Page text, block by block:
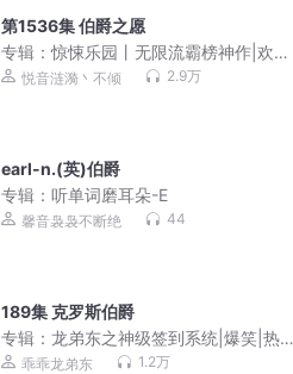
第1536集 伯爵之愿
专辑：惊悚乐园丨无限流霸榜神作|欢迎
来到，惊悚乐园|多人有声剧
悦音涟漪丶不倾 2.9万
earl-n.(英)伯爵
专辑： 听单词磨耳朵-E
馨音袅袅不断绝 44
189集 克罗斯伯爵
专辑： 龙弟东之神级签到系统|爆笑|热
血|冒险|海贼王
乖乖龙弟东 1.2万